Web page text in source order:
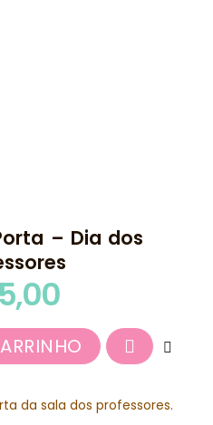
– Dia dos
5,00
da sala dos professores.